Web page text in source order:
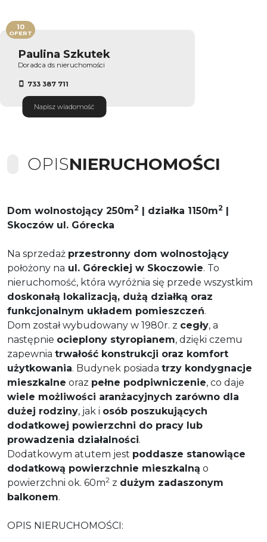
Paulina Szkutek
Doradca ds nieruchomości
733 387 711
Napisz wiadomość
10
OFERT
OPISNIERUCHOMOŚCI
Dom wolnostojący 250m2 | działka 1150m2 |
Skoczów ul. Górecka
Na sprzedaż przestronny dom wolnostojący
położony na ul. Góreckiej w Skoczowie. To
nieruchomość, która wyróżnia się przede wszystkim
doskonałą lokalizacją, dużą działką oraz
funkcjonalnym układem pomieszczeń.
Dom został wybudowany w 1980r. z cegły, a
następnie ocieplony styropianem, dzięki czemu
zapewnia trwałość konstrukcji oraz komfort
użytkowania. Budynek posiada trzy kondygnacje
mieszkalne oraz pełne podpiwniczenie, co daje
wiele możliwości aranżacyjnych zarówno dla
dużej rodziny, jak i osób poszukujących
dodatkowej powierzchni do pracy lub
prowadzenia działalności.
Dodatkowym atutem jest poddasze stanowiące
dodatkową powierzchnie mieszkalną o
powierzchni ok. 60m2 z dużym zadaszonym
balkonem.
OPIS NIERUCHOMOŚCI: